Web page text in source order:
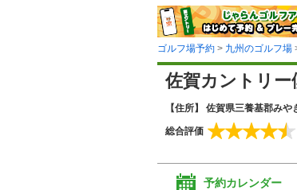
ゴルフ場予約 > 九州のゴルフ場
佐賀カントリー
【住所】 佐賀県三養基郡み
総合評価
予約カレンダー